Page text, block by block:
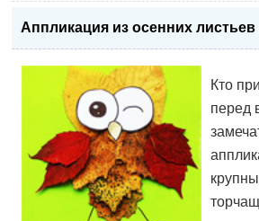
Аппликация из осенних
Кто
перед